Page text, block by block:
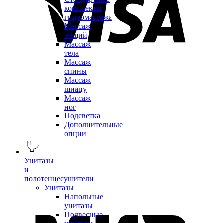
комплекты
гидромассажа
Массаж
общий
Массаж
тела
Массаж
спины
Массаж
шиацу
Массаж
ног
Подсветка
Дополнительные
опции
Унитазы
и
полотенцесушители
Унитазы
Напольные
унитазы
Подвесные